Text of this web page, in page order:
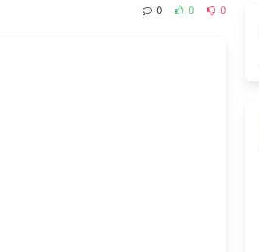
0 0 0